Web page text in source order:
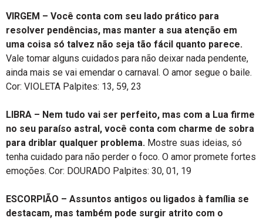
VIRGEM – Você conta com seu lado prático para
resolver pendências, mas manter a sua atenção em
uma coisa só talvez não seja tão fácil quanto parece.
Vale tomar alguns cuidados para não deixar nada pendente,
ainda mais se vai emendar o carnaval. O amor segue o baile.
Cor: VIOLETA Palpites: 13, 59, 23
LIBRA – Nem tudo vai ser perfeito, mas com a Lua firme
no seu paraíso astral, você conta com charme de sobra
para driblar qualquer problema. Mostre suas ideias, só
tenha cuidado para não perder o foco. O amor promete fortes
emoções. Cor: DOURADO Palpites: 30, 01, 19
ESCORPIÃO – Assuntos antigos ou ligados à família se
destacam, mas também pode surgir atrito com o